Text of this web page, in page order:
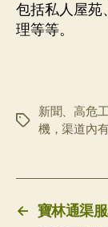
包括私人屋苑
理等等。
标
新聞、高危
機，渠道內
← 寶林通渠